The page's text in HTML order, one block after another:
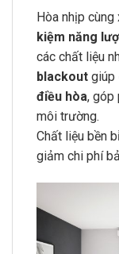
Hòa nhịp cùng
kiệm năng
các chất liệu
blackout giúp
điều hòa, góp
môi trường.
Chất liệu bền
giảm chi phí